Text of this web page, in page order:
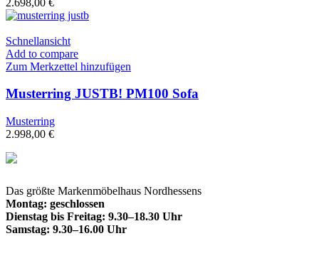
Schnellansicht
Add to compare
Zum Merkzettel hinzufügen
Musterring JUSTB! PM100 Sofa
Musterring
2.998,00 €
Das größte Markenmöbelhaus Nordhessens
Montag: geschlossen
Dienstag bis Freitag: 9.30–18.30 Uhr
Samstag: 9.30–16.00 Uhr